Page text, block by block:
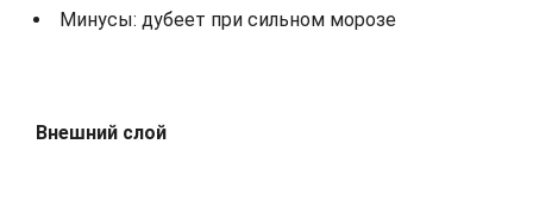
Минусы: дубеет при сильном морозе
Внешний слой